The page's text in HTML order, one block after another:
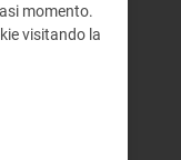
momento.
visitando la